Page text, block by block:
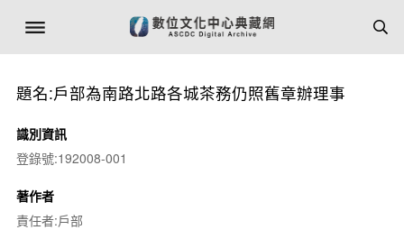
題名:戶部為南路北路各城茶務仍照舊章辦理事
識別資訊
登錄號:192008-001
著作者
責任者:戶部